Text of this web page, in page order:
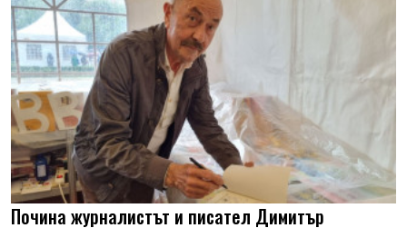
Почина журналистът и писател Димитър